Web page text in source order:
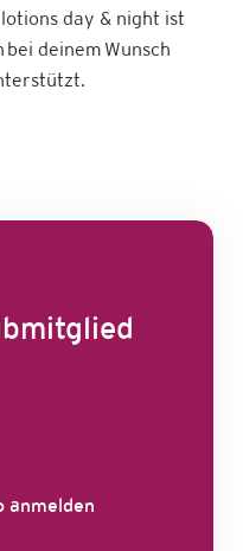
day & night ist
deinem Wunsch
anmelden